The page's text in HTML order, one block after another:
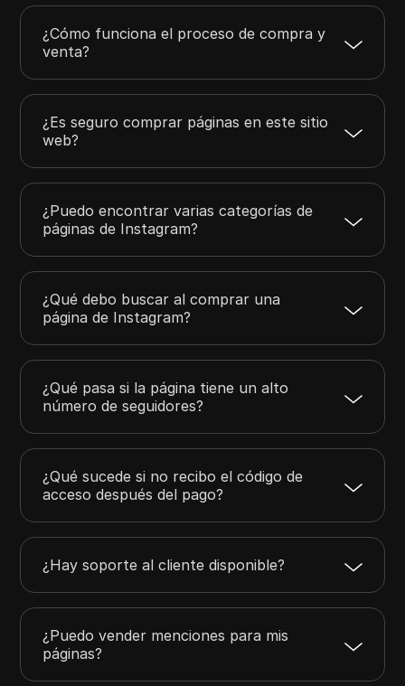
¿Cómo funciona el proceso de compra y
venta?
¿Es seguro comprar páginas en este sitio
web?
¿Puedo encontrar varias categorías de
páginas de Instagram?
¿Qué debo buscar al comprar una
página de Instagram?
¿Qué pasa si la página tiene un alto
número de seguidores?
¿Qué sucede si no recibo el código de
acceso después del pago?
¿Hay soporte al cliente disponible?
¿Puedo vender menciones para mis
páginas?